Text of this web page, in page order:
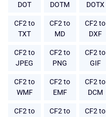
DOT
DOTM
DOTX
CF2 to
TXT
CF2 to
MD
CF2 to
DXF
CF2 to
JPEG
CF2 to
PNG
CF2 to
GIF
CF2 to
WMF
CF2 to
EMF
CF2 to
DCM
CF2 to
CF2 to
CF2 to